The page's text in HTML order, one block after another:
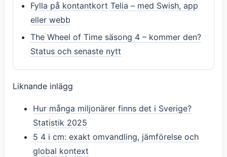
Fylla på kontantkort Telia – med Swish, app
eller webb
The Wheel of Time säsong 4 – kommer den?
Status och senaste nytt
Liknande inlägg
Hur många miljonärer finns det i Sverige?
Statistik 2025
5 4 i cm: exakt omvandling, jämförelse och
global kontext